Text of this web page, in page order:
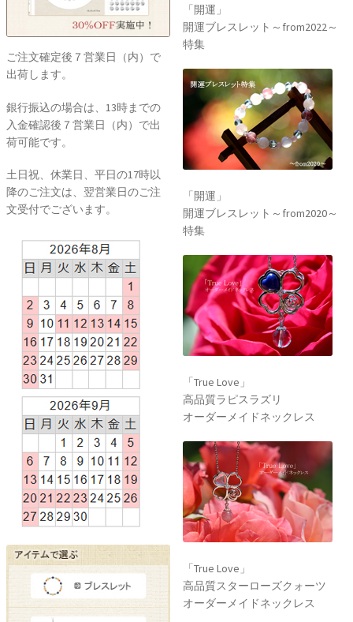
ご注文確定後７営業日（内）で
出荷します。
銀行振込の場合は、13時までの
入金確認後７営業日（内）で出
荷可能です。
土日祝、休業日、平日の17時以
降のご注文は、翌営業日のご注
文受付でございます。
「開運」
開運ブレスレット～from2022～
特集
「開運」
開運ブレスレット～from2020～
特集
「True Love」
高品質ラピスラズリ
オーダーメイドネックレス
「True Love」
高品質スターローズクォーツ
オーダーメイドネックレス